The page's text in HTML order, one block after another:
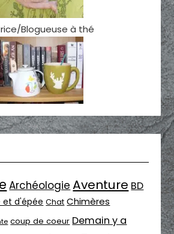
Blogueuse à thé
Archéologie Aventure BD
et d'épée Chat Chimères
coup de coeur Demain y a